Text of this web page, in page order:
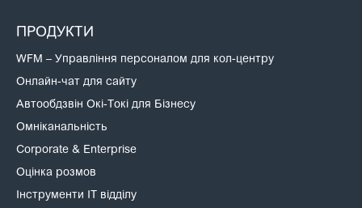
ПРОДУКТИ
WFM – Управління персоналом для кол-центру
Онлайн-чат для сайту
Автообдзвін Окі-Токі для Бізнесу
Омніканальність
Corporate & Enterprise
Оцінка розмов
Інструменти IT відділу